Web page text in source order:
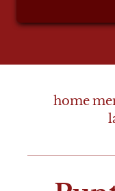
home